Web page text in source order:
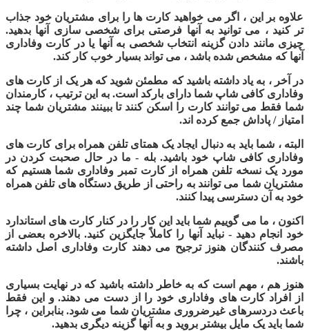
علاوه بر این ، اگر می خواهید کارت ها را برای مشتریان خود جذاب
تر کنید ، می توانید به آنها فرصتی برای شخصی سازی آنها بدهید.
چیزی مانند دادن گزینه انتخاب شخصی به آنها یا در کارت وفاداری
آنها که مشخص شده باشد ، می تواند بسیار خوب کار کند.
در آخر ، به یاد داشته باشید که مطمئن شوید که هر یک از کارت های
وفاداری کافی شاپ شما دارای بارکد است. به این ترتیب ، کارمندان
شما فقط می توانند کارت را اسکن کنند تا ببینند مشتریان شما چند
امتیاز / پاداش جمع کرده اند.
البته ، شما باید به دنبال ایجاد یک همتای تلفن همراه برای کارت های
وفاداری کافی شاپ خود باشید. بله - ما در حال صحبت کردن در
مورد یک نسخه تلفن همراه از کارت تمبر وفاداری شما هستیم که
مشتریان شما می توانند به راحتی از طریق دستگاه های تلفن همراه
خود به آن دسترسی پیدا کنند.
اکنون ، ما می گوییم شما باید این کار را در کنار کارت های استاندارد
خود انجام دهید - نباید آنها را کاملاً جایگزین کنید. بالاخره بعضی از
مصرف کنندگان هنوز ترجیح می دهند کارت وفاداری اصل داشته
باشند.
هنوز هم ، مهم است که به خاطر داشته باشید که در نهایت بسیاری
از افراد کارت های وفاداری خود را از دست می دهند. و این فقط
باعث دردسرهای غیرضروری مشتریان شما می شود. بنابراین ، چرا
شما باید یک مایل بیشتر بروید و به آنها گزینه دیگری بدهید.